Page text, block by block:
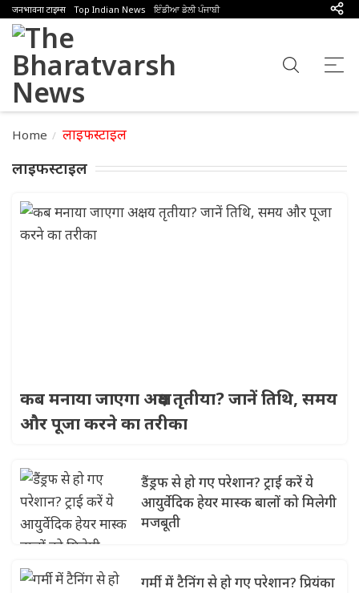
जनभावना टाइम्स Top Indian News ਇੰਡੀਆ ਡੇਲੀ ਪੰਜਾਬੀ
Home लाइफस्टाइल
लाइफस्टाइल
कब मनाया जाएगा अक्षय तृतीया? जानें तिथि, समय
और पूजा करने का तरीका
डैंड्रफ से हो गए परेशान? ट्राई करें ये
आयुर्वेदिक हेयर मास्क बालों को मिलेगी
मजबूती
गर्मी में टैनिंग से हो गए परेशान? प्रियंका